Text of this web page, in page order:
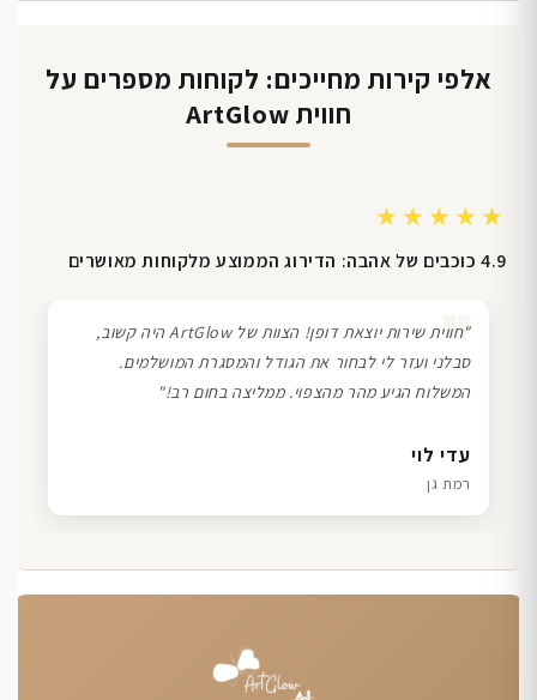
אלפי קירות מחייכים: לקוחות מספרים על
חווית ArtGlow
★★★★★
4.9 כוכבים של אהבה: הדירוג הממוצע מלקוחות מאושרים
שרון כהן
תל אביב
❞
"חווית שירות יוצאת דופן! הצוות של ArtGlow היה קשוב,
סבלני ועזר לי לבחור את הגודל והמסגרת המושלמים.
המשלוח הגיע מהר מהצפוי. ממליצה בחום רב!"
עדי לוי
רמת גן
דנה גל
חיפה
ליאת ויוסי מ.
הוד השרון